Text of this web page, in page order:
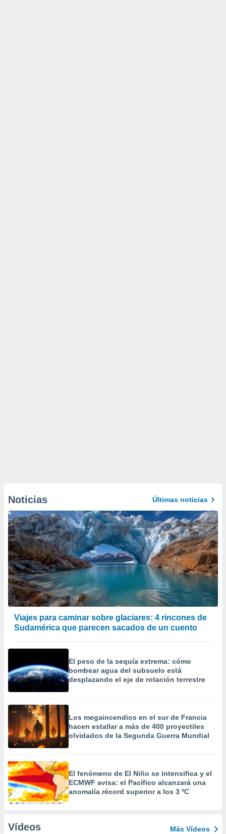
Noticias Últimas noticias
Viajes para caminar sobre glaciares: 4 rincones de
Sudamérica que parecen sacados de un cuento
El peso de la sequía extrema: cómo
bombear agua del subsuelo está
desplazando el eje de rotación terrestre
Los megaincendios en el sur de Francia
hacen estallar a más de 400 proyectiles
olvidados de la Segunda Guerra Mundial
El fenómeno de El Niño se intensifica y el
ECMWF avisa: el Pacífico alcanzará una
anomalía récord superior a los 3 ºC
Vídeos Más Vídeos